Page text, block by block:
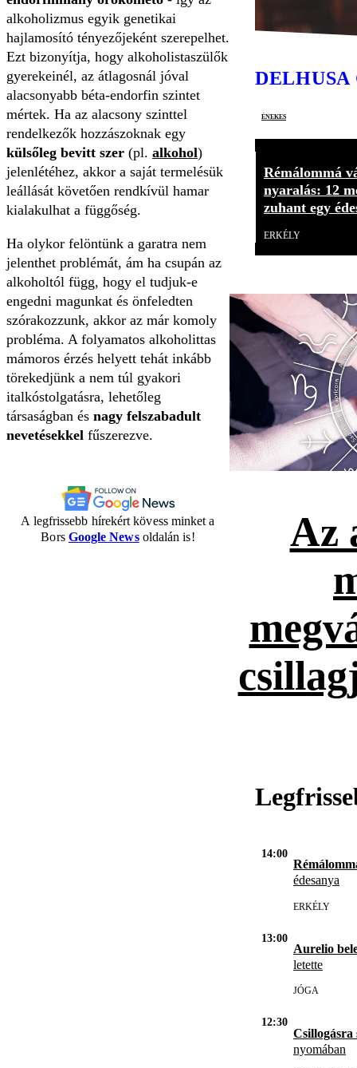
alkoholizmus egyik genetikai
hajlamosító tényezőjeként szerepelhet.
Ezt bizonyítja, hogy alkoholistaszülők
gyerekeinél, az átlagosnál jóval
alacsonyabb béta-endorfin szintet
mértek. Ha az alacsony szinttel
rendelkezők hozzászoknak egy
külsőleg bevitt szer (pl. alkohol)
jelenlétéhez, akkor a saját termelésük
leállását követően rendkívül hamar
kialakulhat a függőség.
Ha olykor felöntünk a garatra nem
jelenthet problémát, ám ha csupán az
alkoholtól függ, hogy el tudjuk-e
engedni magunkat és önfeledten
szórakozzunk, akkor az már komoly
probléma. A folyamatos alkoholittas
mámoros érzés helyett tehát inkább
törekedjünk a nem túl gyakori
italkóstolgatásra, lehetőleg
társaságban és nagy felszabadult
nevetésekkel fűszerezve.
A legfrissebb hírekért kövess minket a
Bors Google Newsoldalán is!
DELHUSA
énekes
Rémálommá
nyaralás: 12
zuhant egy
ERKÉLY
Az
14:00
édesanya
ERKÉLY
13:00
Aurelio
letette
JÓGA
12:30
Csillogásra
nyomában